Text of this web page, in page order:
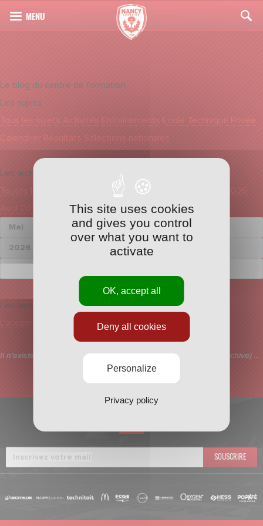
Le blog du centre de formation
Les sujets
Tous les sujets Activités Entraînements Ecole Technique Privée
Calendrier Résultats Sélections nationales
Les archives
Toutes les dates
Août 2026 Juillet 2026
Mai 2026
Avril 2026
Mars 2026
Les liens
L'ancien blog
Il n'existe par d'article avec vos critères de gauche (Sujet et Archive) ...
SOUSCRIRE
This site uses cookies
and gives you control
over what you want to
activate
OK, accept all
Deny all cookies
Personalize
Privacy policy